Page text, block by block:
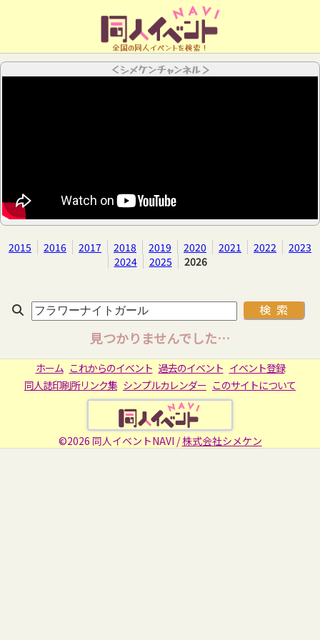
全国の同人イベントを検索！
＜シメケンチャンネル＞
2015 2016 2017 2018 2019 2020 2021 2022
2023
2024
2025 2026
見つかりませんでした…
ホーム これからのイベント 過去のイベント イベント登録
同人誌印刷所リンク集 シンプルカレンダー このサイトについて
©2026 同人イベントNAVI /株式会社シメケン